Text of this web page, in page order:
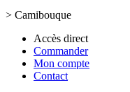
> Camibouque
Accès direct
Commander
Mon compte
Contact